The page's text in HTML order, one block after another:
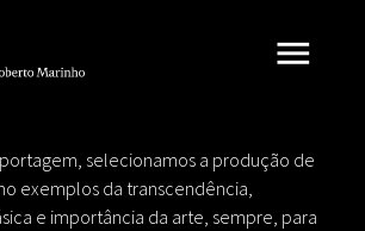
selecionamos a produção de
exemplos da transcendência,
e importância da arte, sempre, para